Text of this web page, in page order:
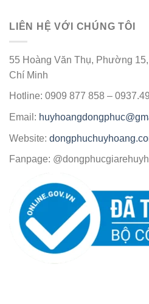
LIÊN HỆ VỚI CHÚNG TÔI
55 Hoàng Văn Thụ, Phường
Chí Minh
Hotline: 0909 877 858 –
Email:
Website:
Fanpage: